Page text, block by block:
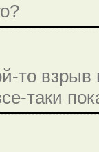
то
таки